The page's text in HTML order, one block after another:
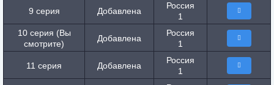
9 серия Добавлена
Россия
1
10 серия (Вы
смотрите)
Добавлена
Россия
1
11 серия Добавлена
Россия
1